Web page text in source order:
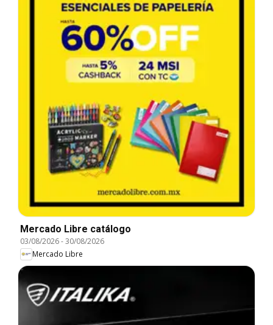
Mercado Libre catálogo
03/08/2026-30/08/2026
Mercado Libre